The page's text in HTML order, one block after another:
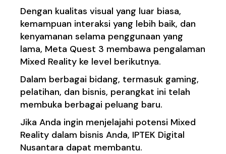
Dengan kualitas visual yang luar biasa,
kemampuan interaksi yang lebih baik, dan
kenyamanan selama penggunaan yang
lama, Meta Quest 3 membawa pengalaman
Mixed Reality ke level berikutnya.
Dalam berbagai bidang, termasuk gaming,
pelatihan, dan bisnis, perangkat ini telah
membuka berbagai peluang baru.
Jika Anda ingin menjelajahi potensi Mixed
Reality dalam bisnis Anda, IPTEK Digital
Nusantara dapat membantu.